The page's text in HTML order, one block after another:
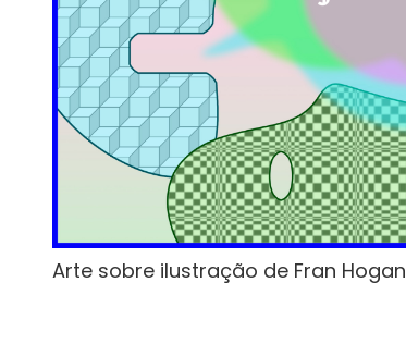
Arte sobre ilustração de Fran Hogan